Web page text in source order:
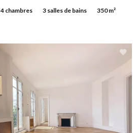
4 chambres 3 salles de bains 350 m²